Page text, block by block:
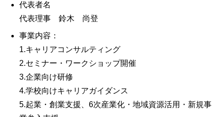
代表者名
代表理事 鈴木 尚登
事業内容：
1.キャリアコンサルティング
2.セミナー・ワークショップ開催
3.企業向け研修
4.学校向けキャリアガイダンス
5.起業・創業支援、6次産業化・地域資源活用・新規事